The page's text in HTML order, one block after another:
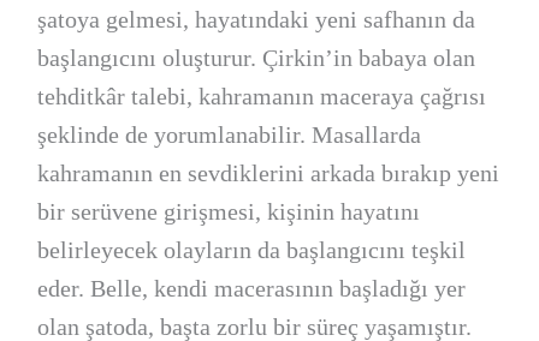
şatoya gelmesi, hayatındaki yeni safhanın da
başlangıcını oluşturur. Çirkin’in babaya olan
tehditkâr talebi, kahramanın maceraya çağrısı
şeklinde de yorumlanabilir. Masallarda
kahramanın en sevdiklerini arkada bırakıp yeni
bir serüvene girişmesi, kişinin hayatını
belirleyecek olayların da başlangıcını teşkil
eder. Belle, kendi macerasının başladığı yer
olan şatoda, başta zorlu bir süreç yaşamıştır.